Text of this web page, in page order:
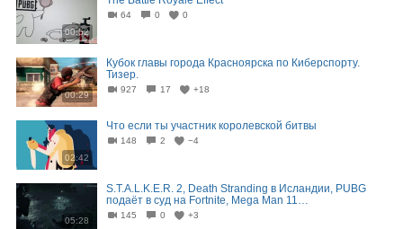
00:52
64 0 0
00:29
Кубок главы города Красноярска по Киберспорту.
Тизер.
927 17 +18
02:42
Что если ты участник королевской битвы
148 2 −4
05:28
S.T.A.L.K.E.R. 2, Death Stranding в Исландии, PUBG
подаёт в суд на Fortnite, Mega Man 11…
145 0 +3